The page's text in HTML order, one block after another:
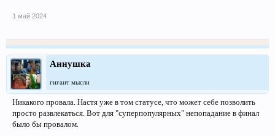
1 май 2024
Аннушка
гигант мысли
Никакого провала. Настя уже в том статусе, что может себе позволить
просто развлекаться. Вот для "суперпопулярных" непопадание в финал
было бы провалом.